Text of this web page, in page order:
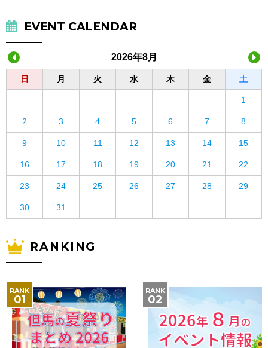
EVENT CALENDAR
2026年8月
日 月 火 水 木 金 土
1
2 3 4 5 6 7 8
9 10 11 12 13 14 15
16 17 18 19 20 21 22
23 24 25 26 27 28 29
30 31
RANKING